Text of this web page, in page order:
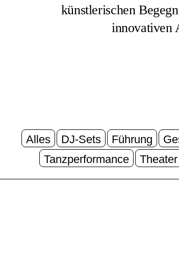
künstlerischen
innovativen
Alles DJ-Sets Führung
Tanzperformance
Theater